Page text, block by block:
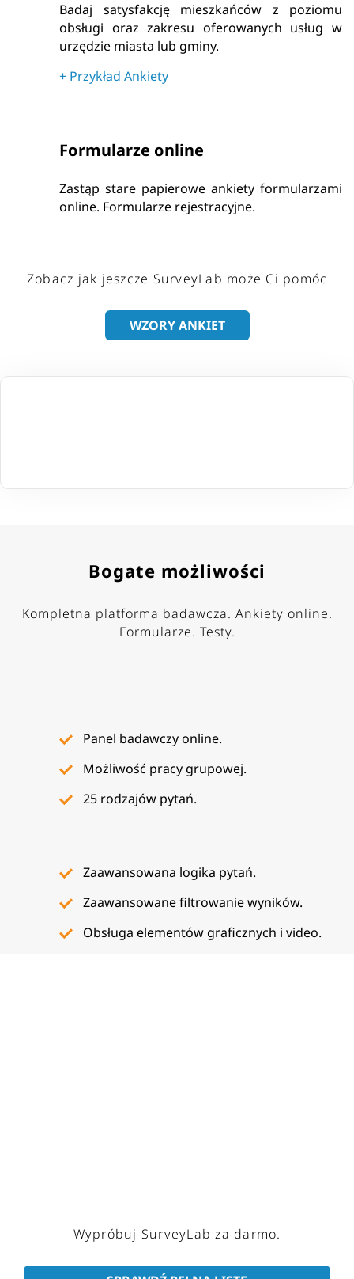
Badaj satysfakcję mieszkańców z poziomu
obsługi oraz zakresu oferowanych usług w
urzędzie miasta lub gminy.
+ Przykład Ankiety
Formularze online
Zastąp stare papierowe ankiety formularzami
online. Formularze rejestracyjne.
WZORY ANKIET
Zobacz jak jeszcze SurveyLab może Ci pomóc
Bogate możliwości
Kompletna platforma badawcza. Ankiety online.
Formularze. Testy.
Panel badawczy online.
Możliwość pracy grupowej.
25 rodzajów pytań.
Zaawansowana logika pytań.
Zaawansowane filtrowanie wyników.
Obsługa elementów graficznych i video.
Wypróbuj SurveyLab za darmo.